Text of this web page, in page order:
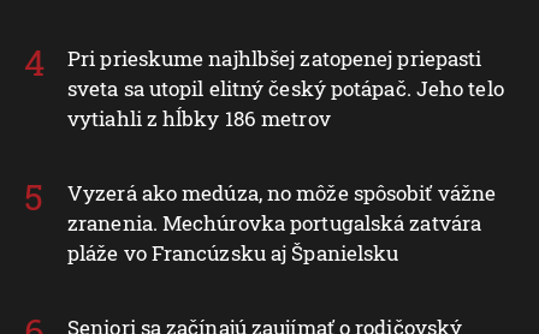
Pri prieskume najhlbšej zatopenej priepasti
sveta sa utopil elitný český potápač. Jeho telo
vytiahli z hĺbky 186 metrov
Vyzerá ako medúza, no môže spôsobiť vážne
zranenia. Mechúrovka portugalská zatvára
pláže vo Francúzsku aj Španielsku
Seniori sa začínajú zaujímať o rodičovský